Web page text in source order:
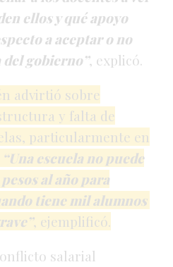
ellos y qué apoyo
a aceptar o no
gobierno”, explicó.
advirtió sobre
y falta de
particularmente en
“Una escuela no puede
al año para
tiene mil alumnos
, ejemplificó.
salarial